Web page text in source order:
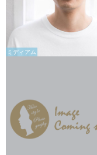
ミディアム